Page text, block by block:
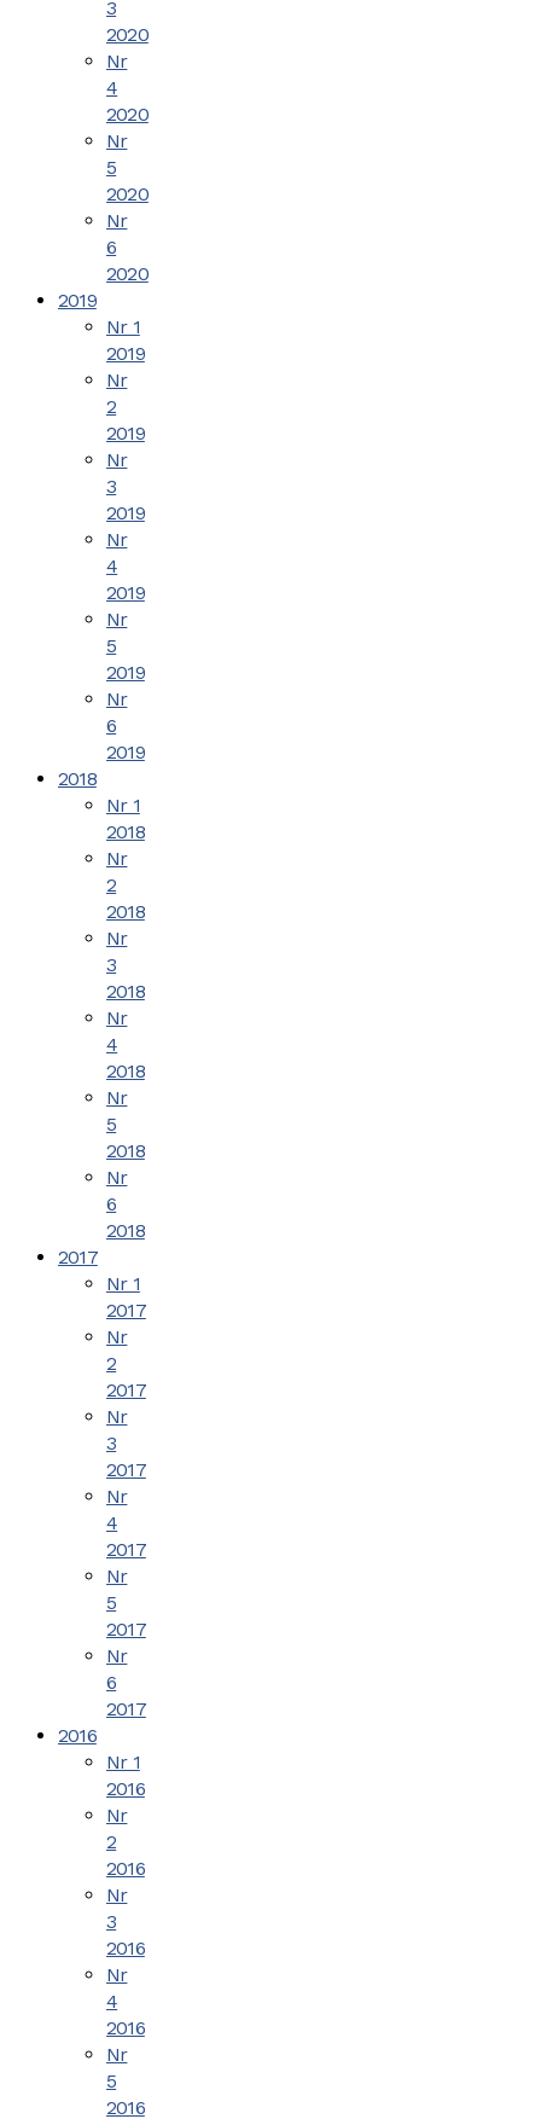
3
2020
Nr
4
2020
Nr
5
2020
Nr
6
2020
2019
Nr 1
2019
Nr
2
2019
Nr
3
2019
Nr
4
2019
Nr
5
2019
Nr
6
2019
2018
Nr 1
2018
Nr
2
2018
Nr
3
2018
Nr
4
2018
Nr
5
2018
Nr
6
2018
2017
Nr 1
2017
Nr
2
2017
Nr
3
2017
Nr
4
2017
Nr
5
2017
Nr
6
2017
2016
Nr 1
2016
Nr
2
2016
Nr
3
2016
Nr
4
2016
Nr
5
2016